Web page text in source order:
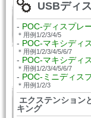
USBディ
- POC-ディスプレ
＊用例1/2/3/4/5
- POC-マキシディ
＊用例1/2/3/4/5/6/7
- POC-マキシディ
＊用例1/2/3/4/5/6/7
- POC-ミニディス
＊用例1/2/3
エクステンション
キング